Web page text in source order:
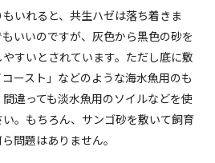
いれると、共生ハゼは落ち着きま
いいのですが、灰色から黒色の砂を
すいとされています。ただし底に敷
ースト」などのような海水魚用のも
違っても淡水魚用のソイルなどを使
。もちろん、サンゴ砂を敷いて飼育
問題はありません。